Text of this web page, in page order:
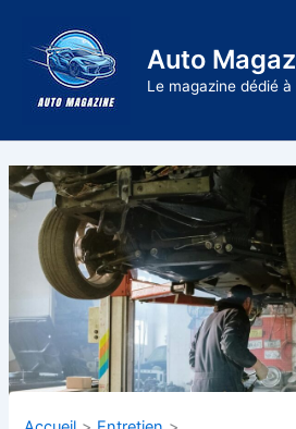
contenu
Auto
Le magazine dédié